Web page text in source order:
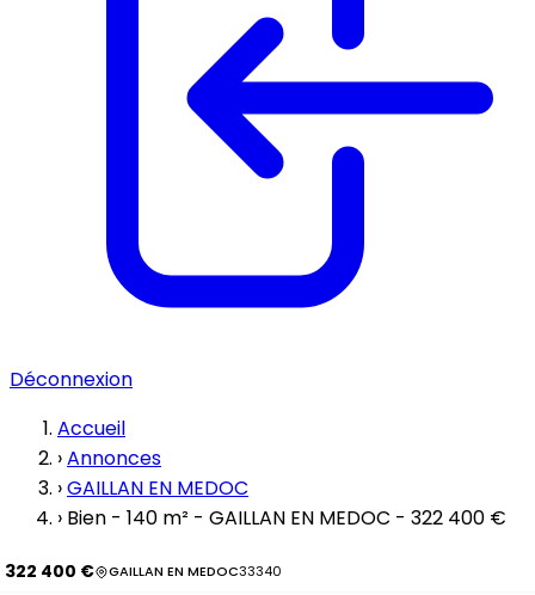
Déconnexion
Accueil
›Annonces
›GAILLAN EN MEDOC
› Bien - 140 m² - GAILLAN EN MEDOC - 322 400 €
322 400 € GAILLAN EN MEDOC33340